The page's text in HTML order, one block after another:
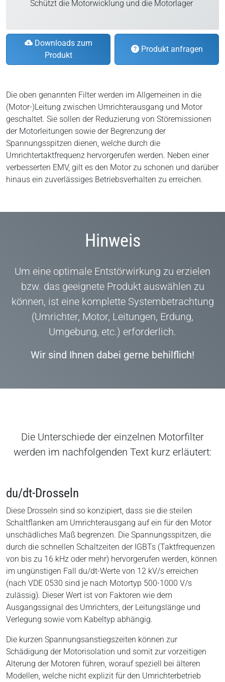
Schützt die Motorwicklung und die Motorlager
Downloads zum
Produkt
Produkt anfragen
Die oben genannten Filter werden im Allgemeinen in die
(Motor-)Leitung zwischen Umrichterausgang und Motor
geschaltet. Sie sollen der Reduzierung von Störemissionen
der Motorleitungen sowie der Begrenzung der
Spannungsspitzen dienen, welche durch die
Umrichtertaktfrequenz hervorgerufen werden. Neben einer
verbesserten EMV, gilt es den Motor zu schonen und darüber
hinaus ein zuverlässiges Betriebsverhalten zu erreichen.
Hinweis
Um eine optimale Entstörwirkung zu erzielen
bzw. das geeignete Produkt auswählen zu
können, ist eine komplette Systembetrachtung
(Umrichter, Motor, Leitungen, Erdung,
Umgebung, etc.) erforderlich.
Wir sind Ihnen dabei gerne behilflich!
Die Unterschiede der einzelnen Motorfilter
werden im nachfolgenden Text kurz erläutert:
du/dt-Drosseln
Diese Drosseln sind so konzipiert, dass sie die steilen
Schaltflanken am Umrichterausgang auf ein für den Motor
unschädliches Maß begrenzen. Die Spannungsspitzen, die
durch die schnellen Schaltzeiten der IGBTs (Taktfrequenzen
von bis zu 16 kHz oder mehr) hervorgerufen werden, können
im ungünstigen Fall du/dt-Werte von 12 kV/s erreichen
(nach VDE 0530 sind je nach Motortyp 500-1000 V/s
zulässig). Dieser Wert ist von Faktoren wie dem
Ausgangssignal des Umrichters, der Leitungslänge und
Verlegung sowie vom Kabeltyp abhängig.
Die kurzen Spannungsanstiegszeiten können zur
Schädigung der Motorisolation und somit zur vorzeitigen
Alterung der Motoren führen, worauf speziell bei älteren
Modellen, welche nicht explizit für den Umrichterbetrieb